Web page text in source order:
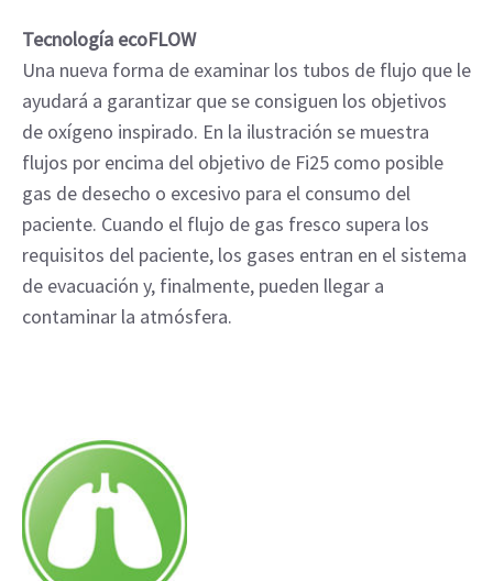
Tecnología ecoFLOW
Una nueva forma de examinar los tubos de flujo que le
ayudará a garantizar que se consiguen los objetivos
de oxígeno inspirado. En la ilustración se muestra
flujos por encima del objetivo de Fi25 como posible
gas de desecho o excesivo para el consumo del
paciente. Cuando el flujo de gas fresco supera los
requisitos del paciente, los gases entran en el sistema
de evacuación y, finalmente, pueden llegar a
contaminar la atmósfera.